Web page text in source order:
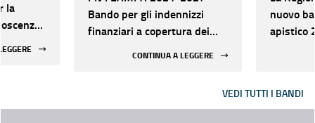
la
Bando per gli indennizzi
finanziari a copertura dei
dell'acquacoltura per effetto
CONTINUA A LEGGERE
nuovo
apistico
climatica
VEDI TUTTI I BANDI